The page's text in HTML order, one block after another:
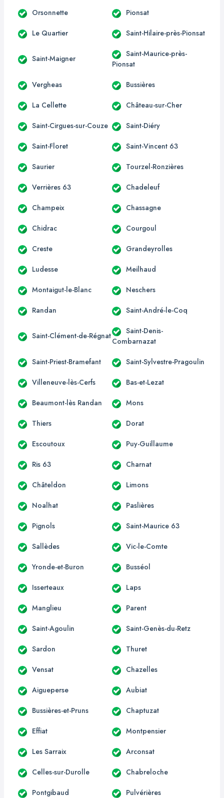
Orsonnette Pionsat
Le Quartier Saint-Hilaire-près-Pionsat
Saint-Maigner
Saint-Maurice-près-
Pionsat
Vergheas Bussières
La Cellette Château-sur-Cher
Saint-Cirgues-sur-Couze Saint-Diéry
Saint-Floret Saint-Vincent 63
Saurier Tourzel-Ronzières
Verrières 63 Chadeleuf
Champeix Chassagne
Chidrac Courgoul
Creste Grandeyrolles
Ludesse Meilhaud
Montaigut-le-Blanc Neschers
Randan Saint-André-le-Coq
Saint-Clément-de-Régnat
Saint-Denis-
Combarnazat
Saint-Priest-Bramefant Saint-Sylvestre-Pragoulin
Villeneuve-lès-Cerfs Bas-et-Lezat
Beaumont-lès Randan Mons
Thiers Dorat
Escoutoux Puy-Guillaume
Ris 63 Charnat
Châteldon Limons
Noalhat Paslières
Pignols Saint-Maurice 63
Sallèdes Vic-le-Comte
Yronde-et-Buron Busséol
Isserteaux Laps
Manglieu Parent
Saint-Agoulin Saint-Genès-du-Retz
Sardon Thuret
Vensat Chazelles
Aigueperse Aubiat
Bussières-et-Pruns Chaptuzat
Effiat Montpensier
Les Sarraix Arconsat
Celles-sur-Durolle Chabreloche
Pontgibaud Pulvérières